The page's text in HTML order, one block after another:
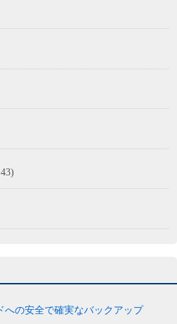
への安全で確実なバックアップ